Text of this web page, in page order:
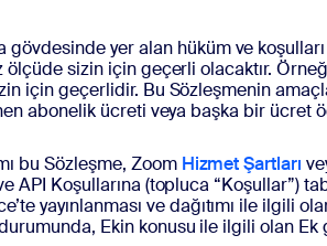
gövdesinde yer alan hüküm ve
sizin için geçerli olacaktır.
için geçerlidir. Bu Sözleşmenin
abonelik ücreti veya başka bir ücret
bu Sözleşme, Zoom Hizmet Şartları
API Koşullarına (topluca “Koşullar”)
yayınlanması ve dağıtımı ile
Ekin konusu ile ilgili olan Ek